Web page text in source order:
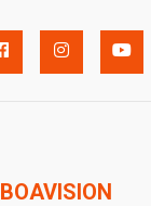
Facebook Instagram
BOAVISION